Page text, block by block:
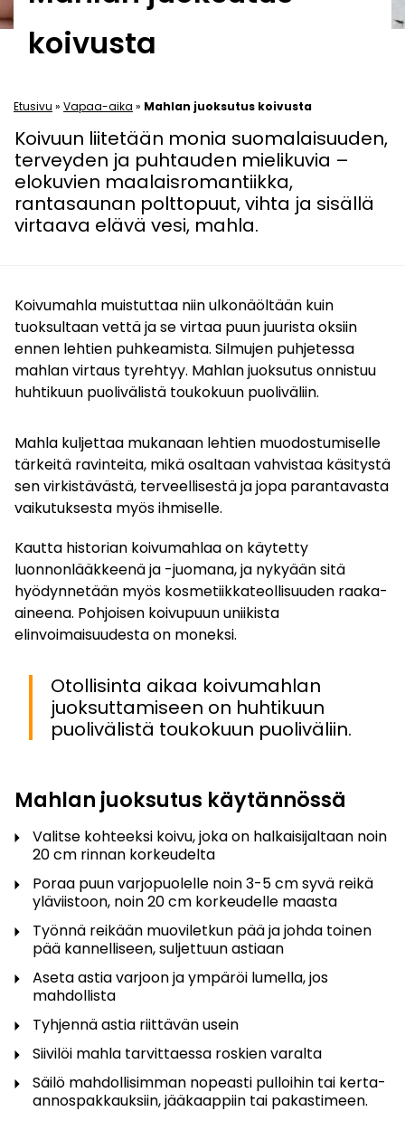
koivusta
Etusivu » Vapaa-aika » Mahlan juoksutus koivusta
Koivuun liitetään monia suomalaisuuden,
terveyden ja puhtauden mielikuvia –
elokuvien maalaisromantiikka,
rantasaunan polttopuut, vihta ja sisällä
virtaava elävä vesi, mahla.
Koivumahla muistuttaa niin ulkonäöltään kuin
tuoksultaan vettä ja se virtaa puun juurista oksiin
ennen lehtien puhkeamista. Silmujen puhjetessa
mahlan virtaus tyrehtyy. Mahlan juoksutus onnistuu
huhtikuun puolivälistä toukokuun puoliväliin.
Mahla kuljettaa mukanaan lehtien muodostumiselle
tärkeitä ravinteita, mikä osaltaan vahvistaa käsitystä
sen virkistävästä, terveellisestä ja jopa parantavasta
vaikutuksesta myös ihmiselle.
Kautta historian koivumahlaa on käytetty
luonnonlääkkeenä ja -juomana, ja nykyään sitä
hyödynnetään myös kosmetiikkateollisuuden raaka-
aineena. Pohjoisen koivupuun uniikista
elinvoimaisuudesta on moneksi.
Otollisinta aikaa koivumahlan
juoksuttamiseen on huhtikuun
puolivälistä toukokuun puoliväliin.
Mahlan juoksutus käytännössä
Valitse kohteeksi koivu, joka on halkaisijaltaan noin
20 cm rinnan korkeudelta
Poraa puun varjopuolelle noin 3-5 cm syvä reikä
yläviistoon, noin 20 cm korkeudelle maasta
Työnnä reikään muoviletkun pää ja johda toinen
pää kannelliseen, suljettuun astiaan
Aseta astia varjoon ja ympäröi lumella, jos
mahdollista
Tyhjennä astia riittävän usein
Siivilöi mahla tarvittaessa roskien varalta
Säilö mahdollisimman nopeasti pulloihin tai kerta-
annospakkauksiin, jääkaappiin tai pakastimeen.